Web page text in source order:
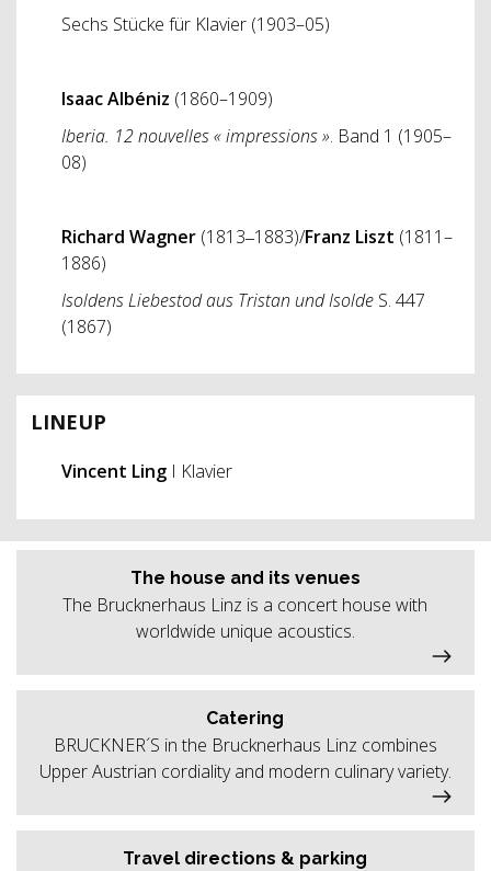
Sechs Stücke für Klavier (1903–05)
Isaac Albéniz (1860–1909)
Iberia. 12 nouvelles « impressions ». Band 1 (1905–
08)
Richard Wagner (1813‒1883)/Franz Liszt (1811–
1886)
Isoldens Liebestod aus Tristan und Isolde S. 447
(1867)
LINEUP
Vincent Ling I Klavier
The house and its venues
The Brucknerhaus Linz is a concert house with
worldwide unique acoustics.
Catering
BRUCKNER´S in the Brucknerhaus Linz combines
Upper Austrian cordiality and modern culinary variety.
Travel directions & parking